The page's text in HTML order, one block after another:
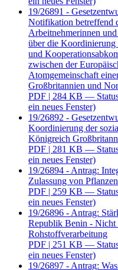
19/26891 -
Notifikation betreffend
Arbeitnehmerinnen
über die Koordinierung
und
zwischen der
Atomgemeinschaft
Großbritannien und
PDF | 284 KB —
ein neues Fenster)
19/26892 -
Koordinierung der
Königreich
PDF | 281 KB —
ein neues Fenster)
19/26894 - Antrag:
Zulassung von
PDF | 259 KB —
ein neues Fenster)
19/26896 - Antrag:
Republik Benin - Nicht
Rohstoffverarbeitung
PDF | 251 KB —
ein neues Fenster)
19/26897 - Antrag: